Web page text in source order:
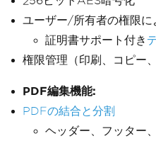
ユーザー/所有者の権限に
証明書サポート付き
権限管理（印刷、コピー
PDF編集機能:
PDFの結合と分割
ヘッダー、フッター